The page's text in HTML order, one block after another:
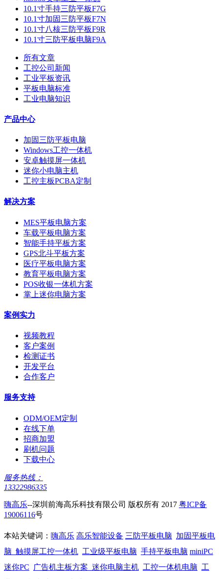
10.1寸手持三防平板F7G
10.1寸加固三防平板F7N
10.1寸八核三防平板F9R
10.1寸三防平板电脑F9A
所有文章
工控公司新闻
工业平板资讯
平板电脑标准
工业电脑知识
产品中心
加固三防平板电脑
Windows工控一体机
安卓触摸屏一体机
迷你小电脑主机
工控主板PCBA定制
解决方案
MES平板电脑方案
车载平板电脑方案
智能手持平板方案
GPS北斗平板方案
医疗平板电脑方案
教育平板电脑方案
POS收银一体机方案
掌上迷你电脑方案
案例实力
视频教程
客户案例
检测证书
开发平台
合作客户
服务支持
ODM/OEM定制
在线下单
招商加盟
刷机问题
下载中心
服务热线：
13322986335
嗨高乐--深圳前海高乐科技有限公司 版权所有 2017 粤ICP备
19006116号
本站关键词： 嗨高乐 高乐智能设备 三防平板电脑 加固平板电
脑 触摸屏工控一体机 工业级平板电脑 手持平板电脑 miniPC
迷你PC
广告机主板方案 迷你电脑主机 工控一体机电脑 工